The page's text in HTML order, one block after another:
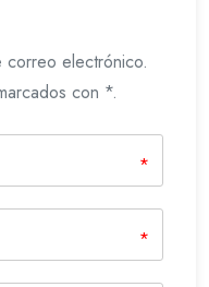
electrónico.
con *.
*
*